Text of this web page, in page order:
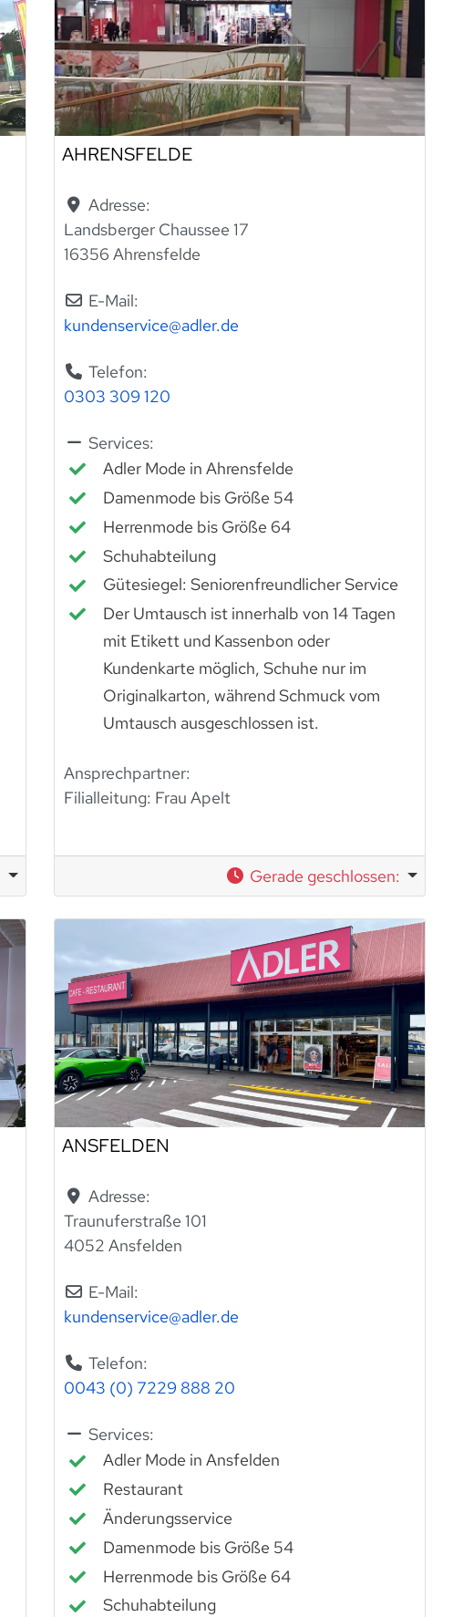
AHRENSFELDE
Adresse:
Landsberger Chaussee 17
16356 Ahrensfelde
E-Mail:
kundenservice@adler.de
Telefon:
0303 309 120
Services:
Adler Mode in Ahrensfelde
Damenmode bis Größe 54
Herrenmode bis Größe 64
Schuhabteilung
Gütesiegel: Seniorenfreundlicher Service
Der Umtausch ist innerhalb von 14 Tagen
mit Etikett und Kassenbon oder
Kundenkarte möglich, Schuhe nur im
Originalkarton, während Schmuck vom
Umtausch ausgeschlossen ist.
Ansprechpartner:
Filialleitung: Frau Apelt
Gerade geschlossen:
ANSFELDEN
Adresse:
Traunuferstraße 101
4052 Ansfelden
E-Mail:
kundenservice@adler.de
Telefon:
0043 (0) 7229 888 20
Services:
Adler Mode in Ansfelden
Restaurant
Änderungsservice
Damenmode bis Größe 54
Herrenmode bis Größe 64
Schuhabteilung